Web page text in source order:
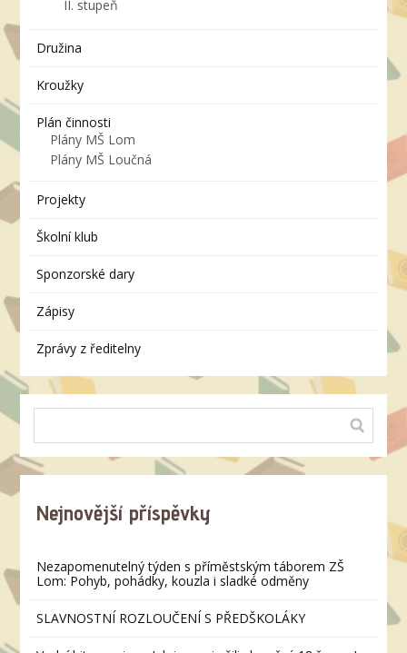
II. stupeň
Družina
Kroužky
Plán činnosti
Plány MŠ Lom
Plány MŠ Loučná
Projekty
Školní klub
Sponzorské dary
Zápisy
Zprávy z ředitelny
Nejnovější příspěvky
Nezapomenutelný týden s příměstským táborem ZŠ
Lom: Pohyb, pohádky, kouzla i sladké odměny
SLAVNOSTNÍ ROZLOUČENÍ S PŘEDŠKOLÁKY